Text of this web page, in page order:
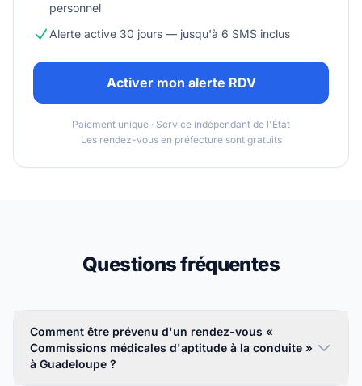
personnel
Alerte active 30 jours — jusqu'à 6 SMS inclus
Activer mon alerte RDV
Paiement unique · Service indépendant de l'État
Les rendez-vous en préfecture sont gratuits
Questions fréquentes
Comment être prévenu d'un rendez-vous «
Commissions médicales d'aptitude à la conduite »
à Guadeloupe ?